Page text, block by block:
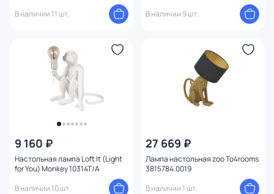
В наличии 11 шт.
В наличии 9 шт.
9 160 ₽
Настольная лампа Loft It (Light
for You) Monkey 10314T/A
В наличии 10 шт.
27 669 ₽
Лампа настольная zoo To4rooms
3815784.0019
В наличии 1 шт.
Функции
Конструкция
Мощность ламп